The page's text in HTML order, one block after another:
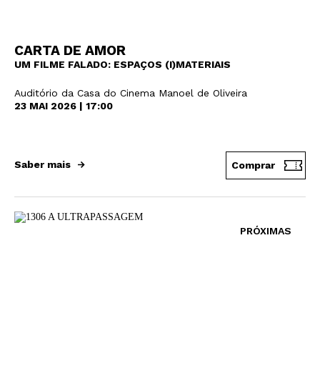
CARTA DE AMOR
UM FILME FALADO: ESPAÇOS (I)MATERIAIS
Auditório da Casa do Cinema Manoel de Oliveira
23 MAI 2026 | 17:00
Saber mais Comprar
PRÓXIMAS